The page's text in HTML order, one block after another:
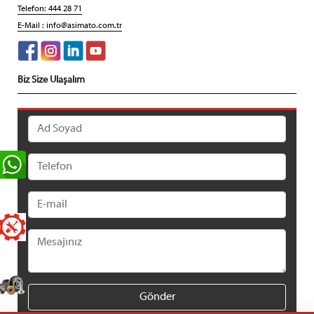
Telefon: 444 28 71
E-Mail : info@asimato.com.tr
Biz Size Ulaşalım
Gönder